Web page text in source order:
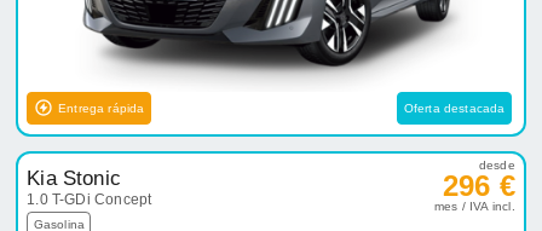
Entrega rápida Oferta destacada
Kia Stonic
1.0 T-GDi Concept
Gasolina
desde
296 €
mes / IVA incl.